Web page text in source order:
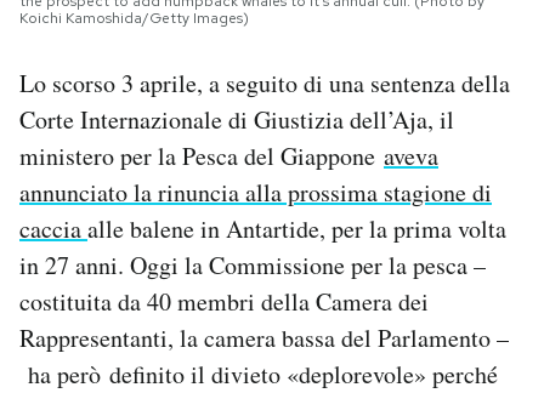
Area Personale
Newsletter
Notifiche mobile
Esci
Koichi Kamoshida/Getty Images)
Lo scorso 3 aprile, a seguito di una sentenza della
Corte Internazionale di Giustizia dell’Aja, il
ministero per la Pesca del Giappone aveva
annunciato la rinuncia alla prossima stagione di
cacciaalle balene in Antartide, per la prima volta
in 27 anni. Oggi la Commissione per la pesca –
costituita da 40 membri della Camera dei
Rappresentanti, la camera bassa del Parlamento –
ha però definito il divieto «deplorevole» perché